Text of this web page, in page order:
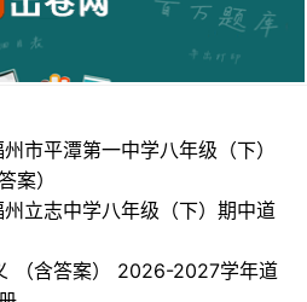
市平潭第一中学八年级（下）
案）
立志中学八年级（下）期中道
（含答案） 2026-2027学年道